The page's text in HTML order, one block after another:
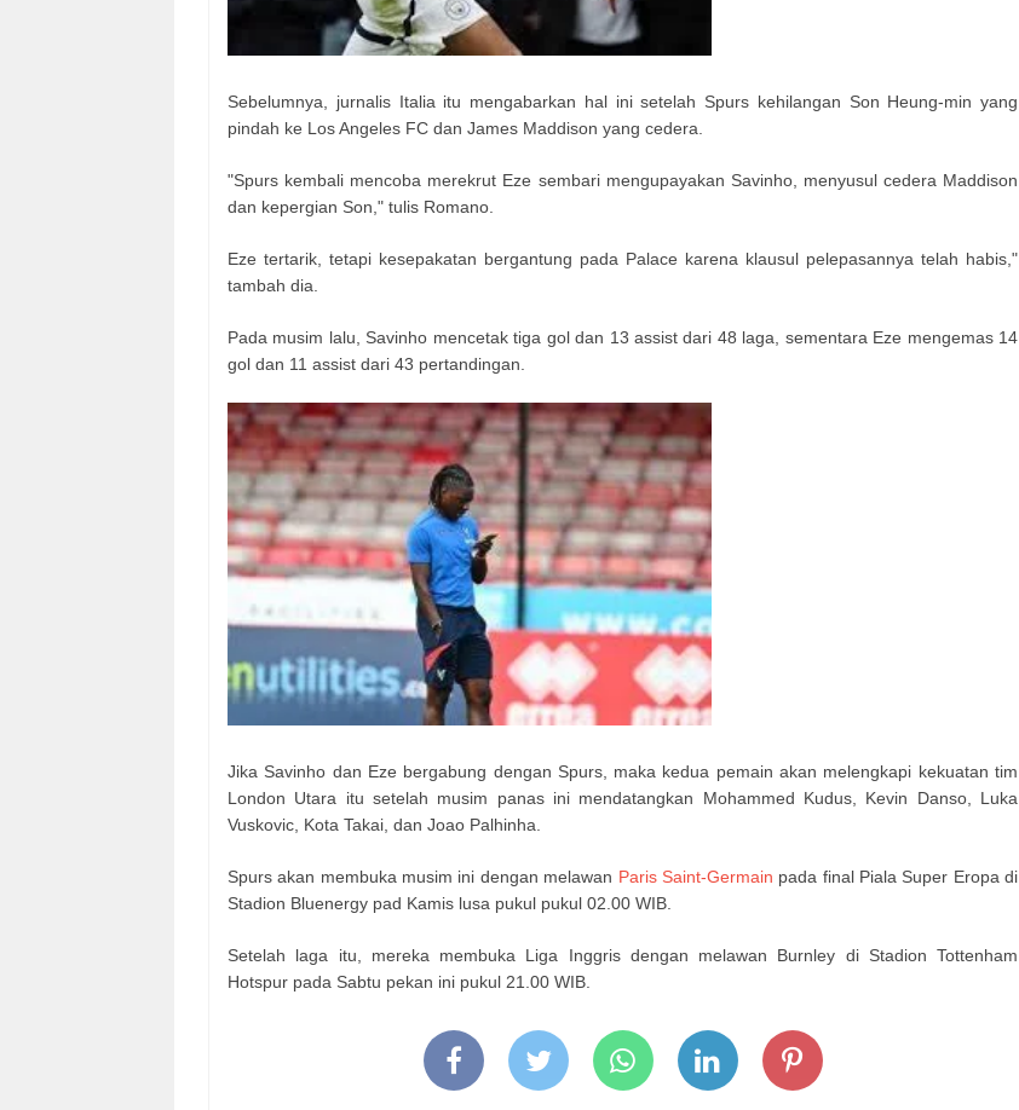
Sebelumnya, jurnalis Italia itu mengabarkan hal ini setelah Spurs kehilangan Son Heung-min yang
pindah ke Los Angeles FC dan James Maddison yang cedera.
"Spurs kembali mencoba merekrut Eze sembari mengupayakan Savinho, menyusul cedera Maddison
dan kepergian Son," tulis Romano.
Eze tertarik, tetapi kesepakatan bergantung pada Palace karena klausul pelepasannya telah habis,"
tambah dia.
Pada musim lalu, Savinho mencetak tiga gol dan 13 assist dari 48 laga, sementara Eze mengemas 14
gol dan 11 assist dari 43 pertandingan.
Jika Savinho dan Eze bergabung dengan Spurs, maka kedua pemain akan melengkapi kekuatan tim
London Utara itu setelah musim panas ini mendatangkan Mohammed Kudus, Kevin Danso, Luka
Vuskovic, Kota Takai, dan Joao Palhinha.
Spurs akan membuka musim ini dengan melawan Paris Saint-Germain pada final Piala Super Eropa di
Stadion Bluenergy pad Kamis lusa pukul pukul 02.00 WIB.
Setelah laga itu, mereka membuka Liga Inggris dengan melawan Burnley di Stadion Tottenham
Hotspur pada Sabtu pekan ini pukul 21.00 WIB.